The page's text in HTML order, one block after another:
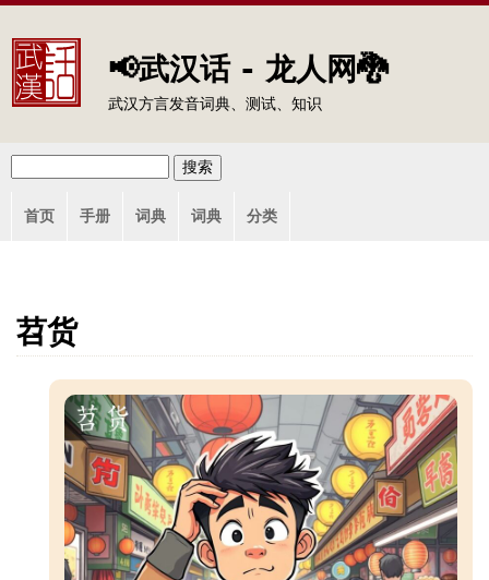
📢武汉话 - 龙人网🐉
武汉方言发音词典、测试、知识
单
索主首页 手册 词典 词典 分类
苕货